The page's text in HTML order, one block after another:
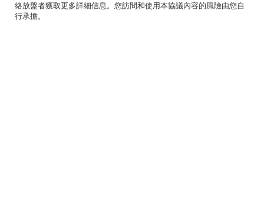
絡放盤者獲取更多詳細信息。您訪問和使用本協議內容的風險由您自
行承擔。